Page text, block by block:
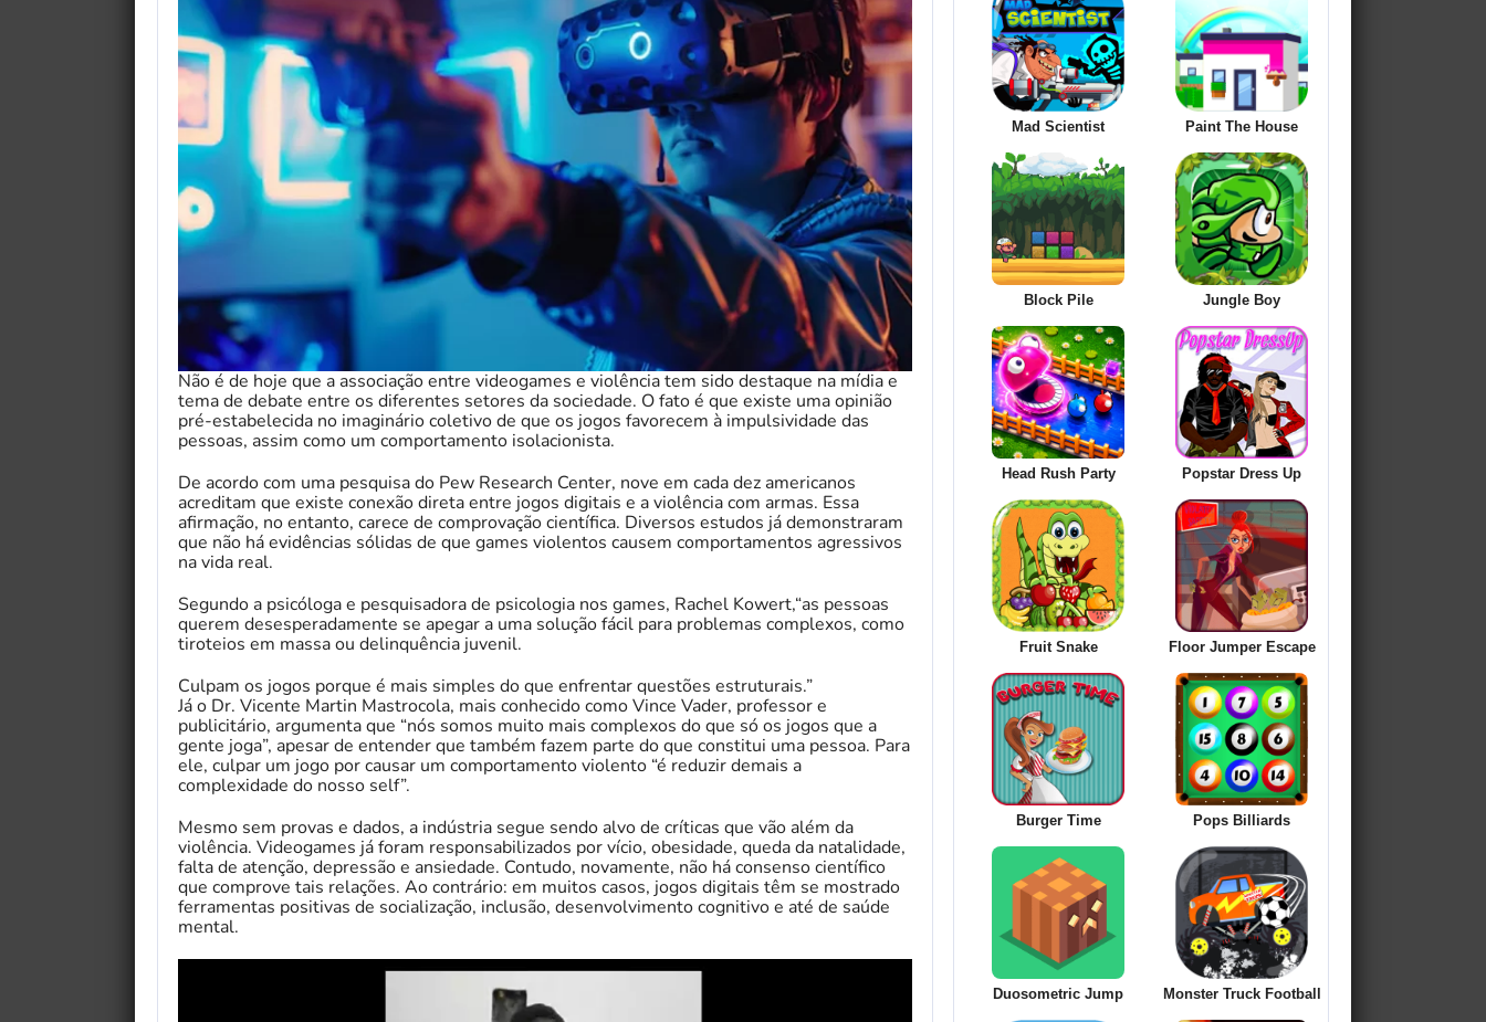
Não é de hoje que a associação entre videogames e violência tem sido destaque na mídia e
tema de debate entre os diferentes setores da sociedade. O fato é que existe uma opinião
pré-estabelecida no imaginário coletivo de que os jogos favorecem à impulsividade das
pessoas, assim como um comportamento isolacionista.
De acordo com uma pesquisa do Pew Research Center, nove em cada dez americanos
acreditam que existe conexão direta entre jogos digitais e a violência com armas. Essa
afirmação, no entanto, carece de comprovação científica. Diversos estudos já demonstraram
que não há evidências sólidas de que games violentos causem comportamentos agressivos
na vida real.
Segundo a psicóloga e pesquisadora de psicologia nos games, Rachel Kowert,“as pessoas
querem desesperadamente se apegar a uma solução fácil para problemas complexos, como
tiroteios em massa ou delinquência juvenil.
Culpam os jogos porque é mais simples do que enfrentar questões estruturais.”
Já o Dr. Vicente Martin Mastrocola, mais conhecido como Vince Vader, professor e
publicitário, argumenta que “nós somos muito mais complexos do que só os jogos que a
gente joga”, apesar de entender que também fazem parte do que constitui uma pessoa. Para
ele, culpar um jogo por causar um comportamento violento “é reduzir demais a
complexidade do nosso self”.
Mesmo sem provas e dados, a indústria segue sendo alvo de críticas que vão além da
violência. Videogames já foram responsabilizados por vício, obesidade, queda da natalidade,
falta de atenção, depressão e ansiedade. Contudo, novamente, não há consenso científico
que comprove tais relações. Ao contrário: em muitos casos, jogos digitais têm se mostrado
ferramentas positivas de socialização, inclusão, desenvolvimento cognitivo e até de saúde
mental.
Mad Scientist Paint The House
Block Pile Jungle Boy
Head Rush Party Popstar Dress Up
Fruit Snake Floor Jumper Escape
Burger Time Pops Billiards
Duosometric Jump Monster Truck Football